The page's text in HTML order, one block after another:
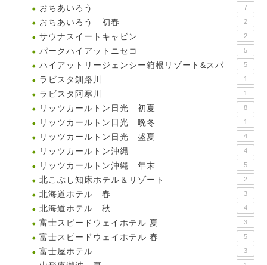
おちあいろう 7
おちあいろう 初春 2
サウナスイートキャビン 2
パークハイアットニセコ 5
ハイアットリージェンシー箱根リゾート&スパ 5
ラビスタ釧路川 1
ラビスタ阿寒川 1
リッツカールトン日光 初夏 8
リッツカールトン日光 晩冬 1
リッツカールトン日光 盛夏 4
リッツカールトン沖縄 4
リッツカールトン沖縄 年末 5
北こぶし知床ホテル＆リゾート 2
北海道ホテル 春 3
北海道ホテル 秋 4
富士スピードウェイホテル 夏 3
富士スピードウェイホテル 春 5
富士屋ホテル 3